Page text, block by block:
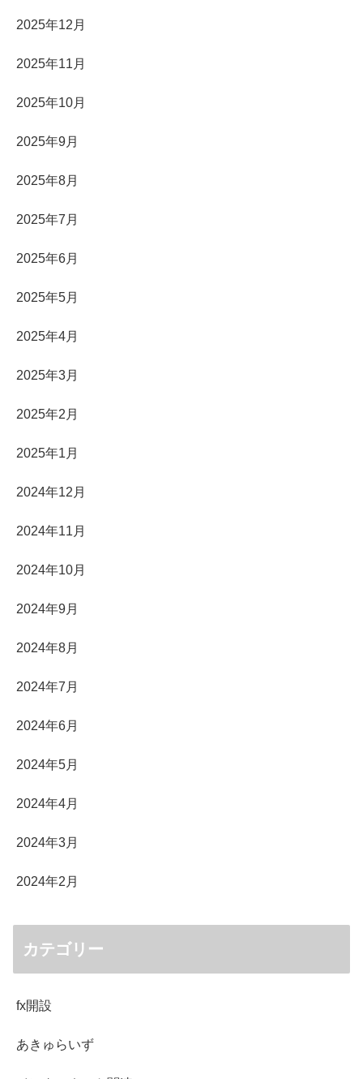
2025年12月
2025年11月
2025年10月
2025年9月
2025年8月
2025年7月
2025年6月
2025年5月
2025年4月
2025年3月
2025年2月
2025年1月
2024年12月
2024年11月
2024年10月
2024年9月
2024年8月
2024年7月
2024年6月
2024年5月
2024年4月
2024年3月
2024年2月
カテゴリー
fx開設
あきゅらいず